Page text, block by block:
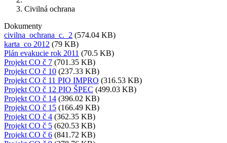
Civilná ochrana
Dokumenty
civilna_ochrana_c._2 (574.04 KB)
karta_co 2012 (79 KB)
Plán evakucie rok 2011 (70.5 KB)
Projekt CO č 7 (701.35 KB)
Projekt CO č 10 (237.33 KB)
Projekt CO č 11 PIO IMPRO (316.53 KB)
Projekt CO č 12 PIO ŠPEC (499.03 KB)
Projekt CO č 14 (396.02 KB)
Projekt CO č 15 (166.49 KB)
Projekt CO č 4 (362.35 KB)
Projekt CO č 5 (620.53 KB)
Projekt CO č 6 (841.72 KB)